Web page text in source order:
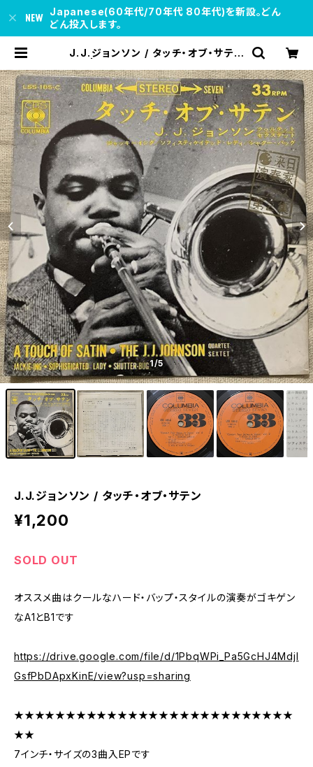
Japanese(60年代/70年代 80年代)を新設。どん
どん投入します。
J.J.ジョンソン / タッチ・オブ・サテン
1/5
J.J.ジョンソン / タッチ・オブ・サテン
¥1,200
SOLD OUT
オススメ曲はクールなハード・バップ・スタイルの演奏がゴキゲン
なA1とB1です
https://drive.google.com/file/d/1PbqWPi_Pa5GcHJ4MdjI
GsfPbDApxKinE/view?usp=sharing
★★★★★★★★★★★★★★★★★★★★★★★★★★★
★★
7インチ・サイズの3曲入EPです